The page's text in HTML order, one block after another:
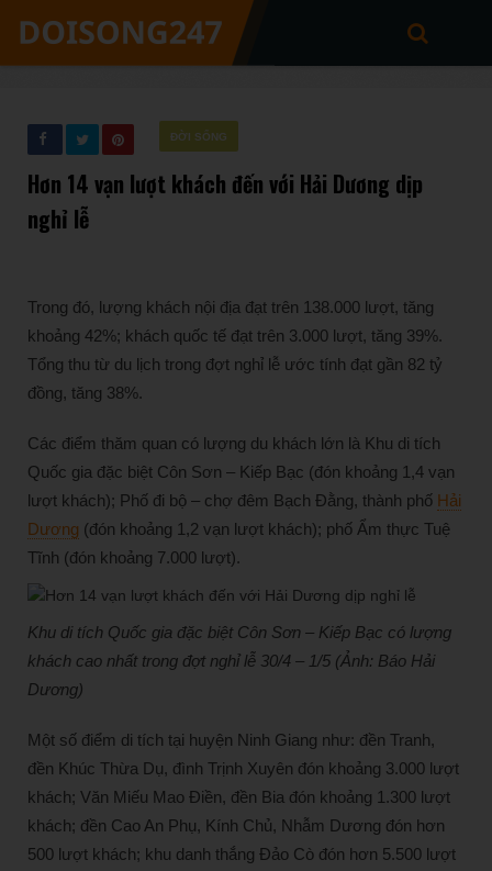
ĐỜI SỐNG
Hơn 14 vạn lượt khách đến với Hải Dương dịp
nghỉ lễ
Trong đó, lượng khách nội địa đạt trên 138.000 lượt, tăng
khoảng 42%; khách quốc tế đạt trên 3.000 lượt, tăng 39%.
Tổng thu từ du lịch trong đợt nghỉ lễ ước tính đạt gần 82 tỷ
đồng, tăng 38%.
Các điểm thăm quan có lượng du khách lớn là Khu di tích
Quốc gia đặc biệt Côn Sơn – Kiếp Bạc (đón khoảng 1,4 vạn
lượt khách); Phố đi bộ – chợ đêm Bạch Đằng, thành phố Hải
Dương (đón khoảng 1,2 vạn lượt khách); phố Ẩm thực Tuệ
Tĩnh (đón khoảng 7.000 lượt).
Khu di tích Quốc gia đặc biệt Côn Sơn – Kiếp Bạc có lượng
khách cao nhất trong đợt nghỉ lễ 30/4 – 1/5 (Ảnh: Báo Hải
Dương)
Một số điểm di tích tại huyện Ninh Giang như: đền Tranh,
đền Khúc Thừa Dụ, đình Trịnh Xuyên đón khoảng 3.000 lượt
khách; Văn Miếu Mao Điền, đền Bia đón khoảng 1.300 lượt
khách; đền Cao An Phụ, Kính Chủ, Nhẫm Dương đón hơn
500 lượt khách; khu danh thắng Đảo Cò đón hơn 5.500 lượt